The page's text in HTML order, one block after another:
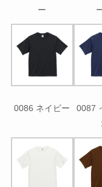
ー
0086 ネイビー
0087